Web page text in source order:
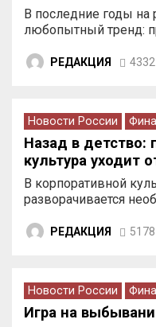
В последние годы на
любопытный тренд:
РЕДАКЦИЯ 4332
Новости России
Назад в детство:
культура уходит
В корпоративной
разворачивается
РЕДАКЦИЯ 5178
Новости России
Игра на